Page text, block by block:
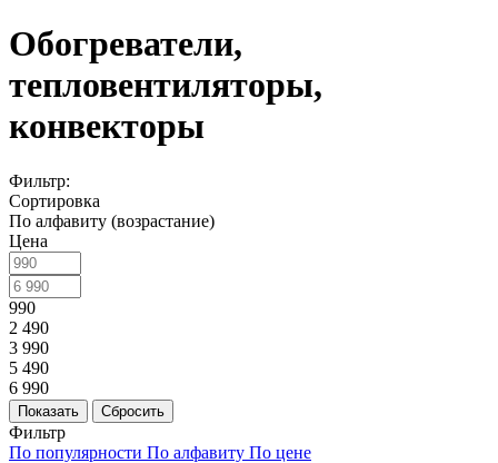
Обогреватели,
тепловентиляторы,
конвекторы
Фильтр:
Сортировка
По алфавиту (возрастание)
Цена
990
2 490
3 990
5 490
6 990
Показать Сбросить
Фильтр
По популярности По алфавиту По цене